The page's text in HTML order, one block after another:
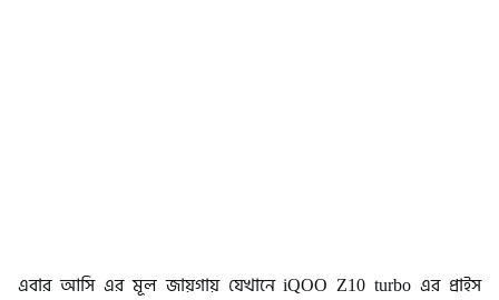
এবার আসি এর মূল জায়গায় যেখানে iQOO Z10 turbo এর প্রাইস